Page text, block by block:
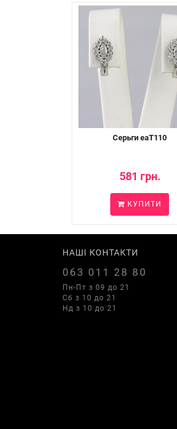
Серьги eaT110
581 грн.
КУПИТИ
НАШІ КОНТАКТИ
063 011 28 80
Пн-Пт з 09 до 21
Сб з 10 до 21
Нд з 10 до 21